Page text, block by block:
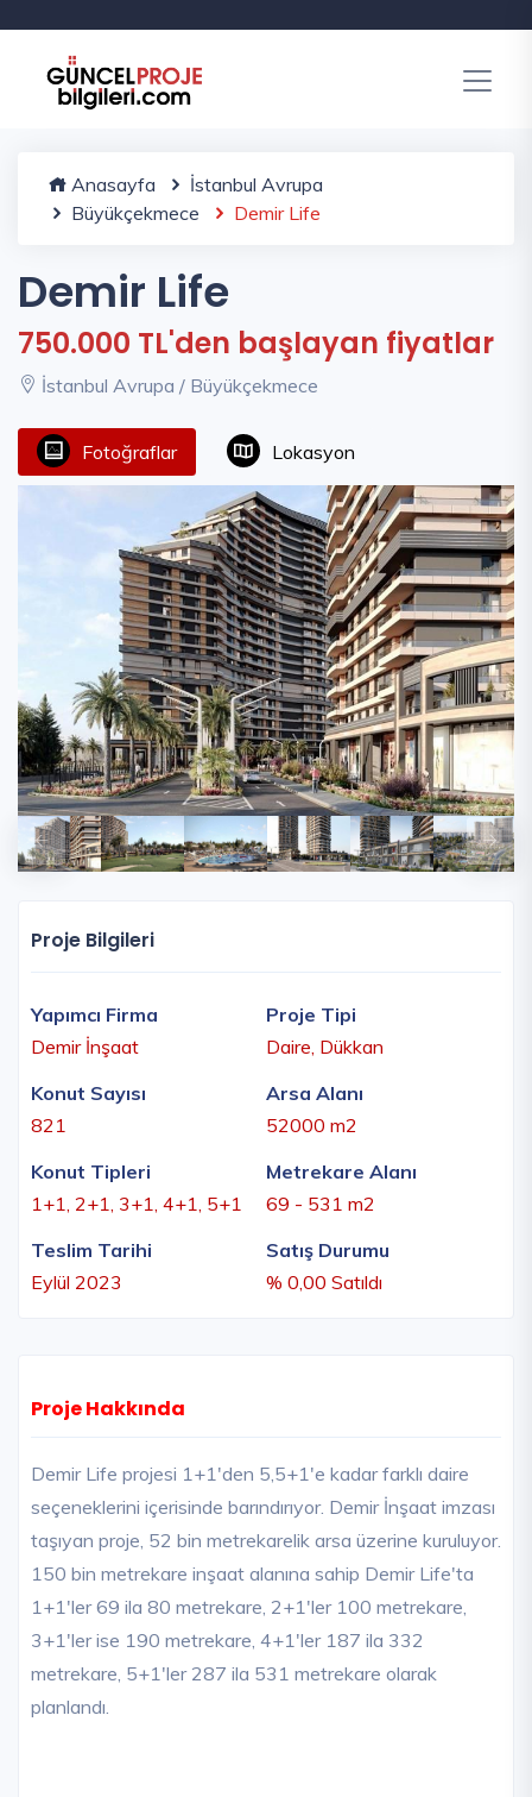
Anasayfa
İstanbul Avrupa
Büyükçekmece
Demir Life
Demir Life
750.000 TL'den başlayan fiyatlar
İstanbul Avrupa / Büyükçekmece
Fotoğraflar Lokasyon
Proje Bilgileri
Yapımcı Firma
Demir İnşaat
Proje Tipi
Daire, Dükkan
Konut Sayısı
821
Arsa Alanı
52000 m2
Konut Tipleri
1+1, 2+1, 3+1, 4+1, 5+1
Metrekare Alanı
69 - 531 m2
Teslim Tarihi
Eylül 2023
Satış Durumu
% 0,00 Satıldı
Proje Hakkında
Demir Life projesi 1+1'den 5,5+1'e kadar farklı daire
seçeneklerini içerisinde barındırıyor. Demir İnşaat imzası
taşıyan proje, 52 bin metrekarelik arsa üzerine kuruluyor.
150 bin metrekare inşaat alanına sahip Demir Life'ta
1+1'ler 69 ila 80 metrekare, 2+1'ler 100 metrekare,
3+1'ler ise 190 metrekare, 4+1'ler 187 ila 332
metrekare, 5+1'ler 287 ila 531 metrekare olarak
planlandı.